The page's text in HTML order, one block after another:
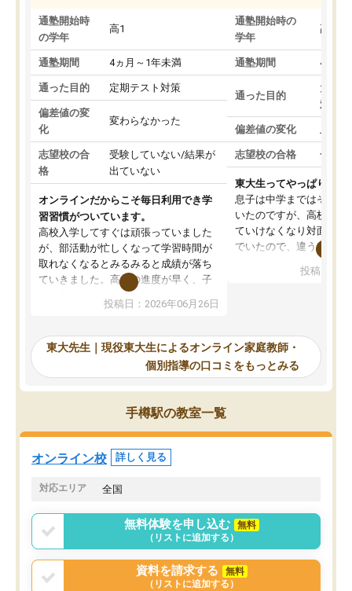
通塾開始時
の学年
高1
通塾期間 4ヵ月～1年未満
通った目的 定期テスト対策
偏差値の変
化
変わらなかった
志望校の合
格
受験していない/結果が
出ていない
オンラインだからこそ毎日利用でき学
習習慣がついています。
高校入学してすぐは頑張っていました
が、部活動が忙しくなって学習時間が
取れなくなるとみるみると成績が落ち
ていきました。高校の進度が早く、子
供も家に帰って勉強の話すると嫌な反
応を示します。東大先生にお願いして
れるので、親としても安心です。毎日
使える自習室とかもあり、わからない
ところがあれば先生が回答してくれる
のも重宝しています。
投稿日：2026年06月26日
通塾開始時の
学年
高3
通塾期間 4ヵ月
通った目的
大学
対策
偏差値の変化 上が
志望校の合格 合格
東大生ってやっぱりすご
息子は中学まではそこそ
いたのですが、高校に入
ていけなくなり対面の塾
でいたので、違うアプロ
で、当初は模試でD判定
自習室が毎日使えていつ
るのが心強かったよう
謝です。
投稿日：
東大先生｜現役東大生によるオンライン家庭教師・
個別指導の口コミをもっとみる
手樽駅の教室一覧
オンライン校 詳しく見る
対応エリア 全国
無料体験を申し込む
無料
（リストに追加する）
資料を請求する
無料
（リストに追加する）